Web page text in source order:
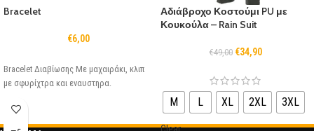
Bracelet
€6,00
Bracelet Διαβίωσης Με μαχαιράκι, κλιπ
με σφυρίχτρα και εναυστηρα.
Αδιάβροχο Κοστούμι PU με
Κουκούλα – Rain Suit
€49,00 €34,90
M L XL 2XL 3XL